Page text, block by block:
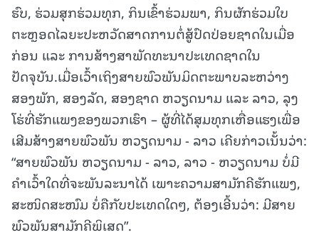
ຮົບ, ຮ່ວມສຸກຮ່ວມທຸກ, ກິນເຂົ້າຮ່ວມພາ, ກິນຜັກຮ່ວມໃບ
ຕະຫຼອດໄລຍະປະຫວັດສາດການຕໍ່ສູ້ປົດປ່ອຍຊາດໃນເມື່ອ
ກ່ອນ ແລະ ການສ້າງສາພັດທະນາປະເທດຊາດໃນ
ປັດຈຸບັນ.ເມື່ອເວົ້າເຖິງສາຍພົວພັນມິດຕະພາບລະຫວ່າງ
ສອງພັກ, ສອງລັດ, ສອງຊາດ ຫວຽດນາມ ແລະ ລາວ, ລຸງ
ໂຮ່ທີ່ຮັກແພງຂອງພວກເຮົາ – ຜູ້ທີ່ໄດ້ສຸມທຸກເຫື່ອແຮງເພື່ອ
ເສີມສ້າງສາຍພົວພັນ ຫວຽດນາມ - ລາວ ເຄີຍກ່າວເນັ້ນວ່າ:
“ສາຍພົວພັນ ຫວຽດນາມ - ລາວ, ລາວ - ຫວຽດນາມ ບໍ່ມີ
ຄໍາເວົ້າໃດທີ່ຈະພັນລະນາໄດ້ ເພາະຄວາມສາມັກຄີຮັກແພງ,
ສະໜິດສະໜົມ ບໍ່ຄືກັບປະເທດໃດໆ, ຕ້ອງເອີ້ນວ່າ: ມີສາຍ
ພົວພັນສາມັກຄີພິເສດ”.